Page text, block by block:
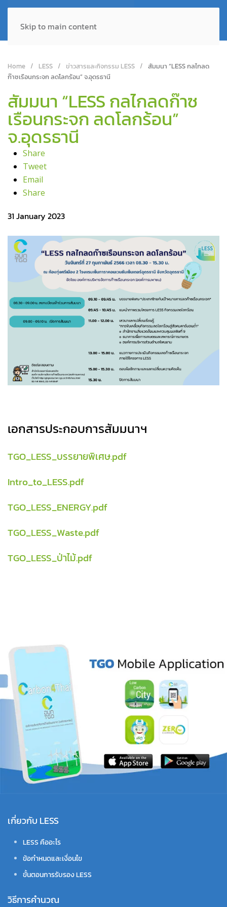
Skip to main content
Home LESS ข่าวสารและกิจกรรม LESS
สัมมนา “LESS กลไกลด
ก๊าซเรือนกระจก ลดโลกร้อน” จ.อุดรธานี
สัมมนา “LESS กลไกลดก๊าซ
เรือนกระจก ลดโลกร้อน”
จ.อุดรธานี
Share
Tweet
Email
Share
31 January 2023
เอกสารประกอบการสัมมนาฯ
TGO_LESS_บรรยายพิเศษ.pdf
Intro_to_LESS.pdf
TGO_LESS_ENERGY.pdf
TGO_LESS_Waste.pdf
TGO_LESS_ป่าไม้.pdf
เกี่ยวกับ LESS
LESS คืออะไร
ข้อกำหนดและเงื่อนไข
ขั้นตอนการรับรอง LESS
วิธีการคำนวณ